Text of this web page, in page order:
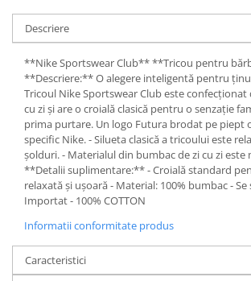
Descriere
**Nike Sportswear Club** **Tricou pentru
**Descriere:** O alegere inteligentă pentru
Tricoul Nike Sportswear Club este confecționat
cu zi și are o croială clasică pentru o senzație
prima purtare. Un logo Futura brodat pe piept
specific Nike. - Silueta clasică a tricoului este
șolduri. - Materialul din bumbac de zi cu zi este
**Detalii suplimentare:** - Croială standard
relaxată și ușoară - Material: 100% bumbac - Se
Importat - 100% COTTON
Informatii conformitate produs
Caracteristici